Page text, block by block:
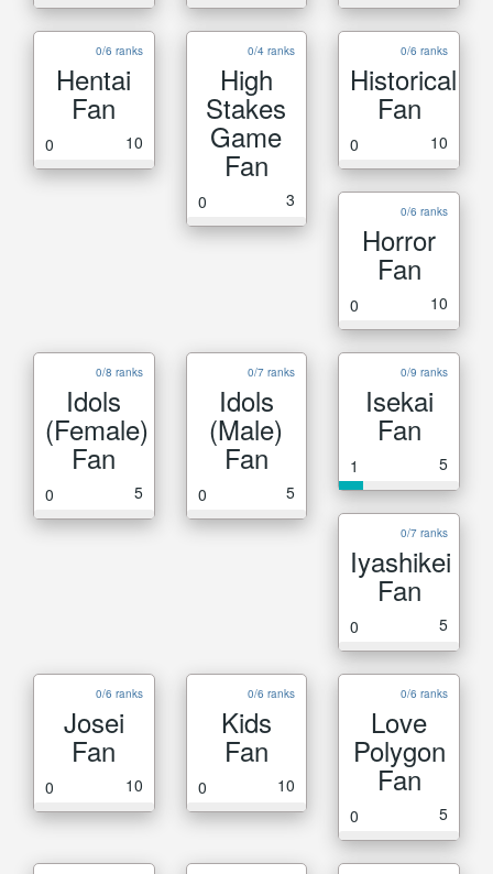
0/6 ranks
Hentai
Fan
0 10
0/4 ranks
High
Stakes
Game
Fan
0 3
0/6 ranks
Historical
Fan
0 10
0/6 ranks
Horror
Fan
0 10
0/8 ranks
Idols
(Female)
Fan
0 5
0/7 ranks
Idols
(Male)
Fan
0 5
0/9 ranks
Isekai
Fan
1 5
0/7 ranks
Iyashikei
Fan
0 5
0/6 ranks
Josei
Fan
0 10
0/6 ranks
Kids
Fan
0 10
0/6 ranks
Love
Polygon
Fan
0 5